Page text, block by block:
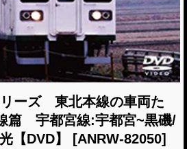
ーズ 東北本線の車両た
篇 宇都宮線:宇都宮~黒磯/
【DVD】
[ANRW-82050]